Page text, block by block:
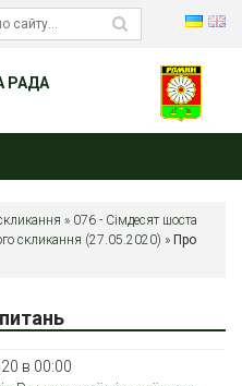
РАДА
» 076 - Сімдесят шоста
скликання (27.05.2020) » Про
в 00:00